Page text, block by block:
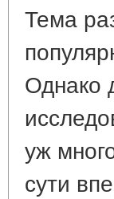
Тема
Однако
уж
сути